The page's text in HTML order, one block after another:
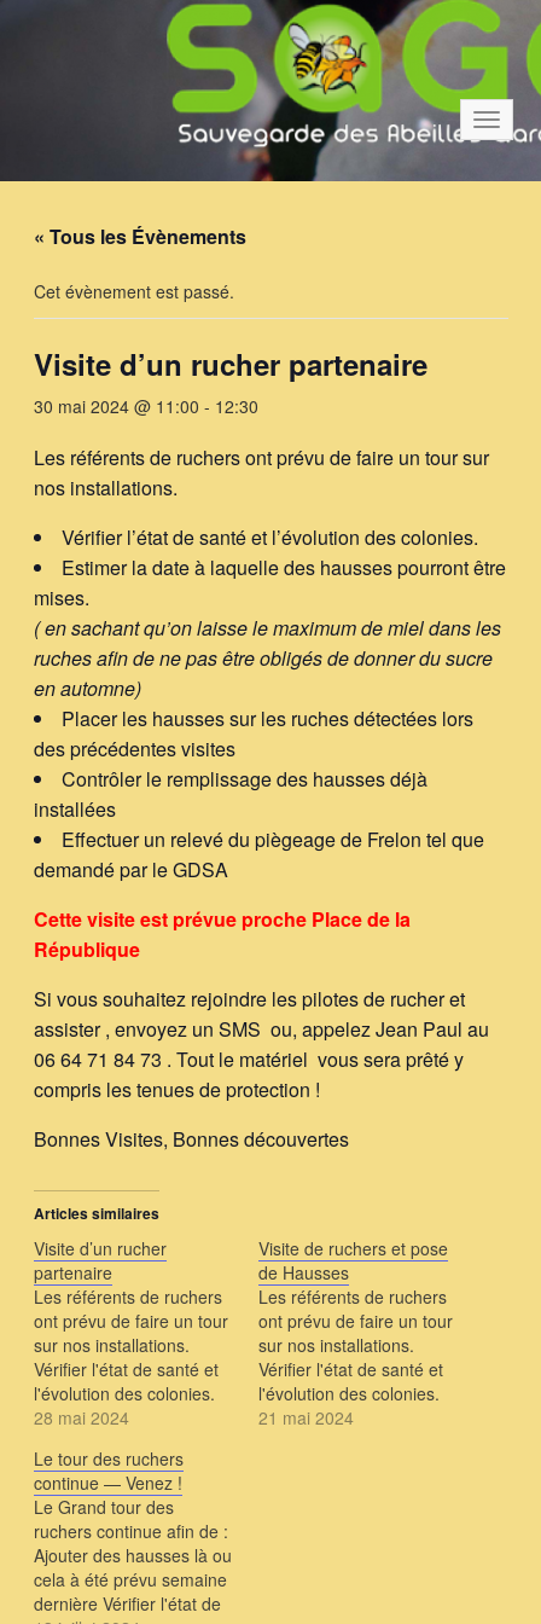
la
« Tous les Évènements
Cet évènement est passé.
Visite d’un rucher partenaire
30 mai 2024 @ 11:00 - 12:30
Les référents de ruchers ont prévu de faire un tour sur
nos installations.
Vérifier l’état de santé et l’évolution des colonies.
Estimer la date à laquelle des hausses pourront être
mises.
( en sachant qu’on laisse le maximum de miel dans les
ruches afin de ne pas être obligés de donner du sucre
en automne)
Placer les hausses sur les ruches détectées lors
des précédentes visites
Contrôler le remplissage des hausses déjà
installées
Effectuer un relevé du piègeage de Frelon tel que
demandé par le GDSA
Cette visite est prévue proche Place de la
République
Si vous souhaitez rejoindre les pilotes de rucher et
assister , envoyez un SMS ou, appelez Jean Paul au
06 64 71 84 73 . Tout le matériel vous sera prêté y
compris les tenues de protection !
Bonnes Visites, Bonnes découvertes
Articles similaires
Visite d’un rucher
partenaire
Les référents de ruchers
ont prévu de faire un tour
sur nos installations.
Vérifier l'état de santé et
l'évolution des colonies.
Estimer la date à laquelle
être mises. ( en sachant
qu'on laisse le maximum
de miel dans les ruches
afin de ne pas être
obligés de…
28 mai 2024
Visite de ruchers et pose
de Hausses
Les référents de ruchers
ont prévu de faire un tour
sur nos installations.
Vérifier l'état de santé et
l'évolution des colonies.
Estimer la date à laquelle
21 mai 2024
Le tour des ruchers
continue — Venez !
Le Grand tour des
ruchers continue afin de :
Ajouter des hausses là ou
cela à été prévu semaine
dernière Vérifier l'état de